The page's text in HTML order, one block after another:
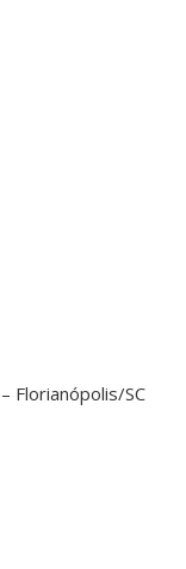
Florianópolis/SC